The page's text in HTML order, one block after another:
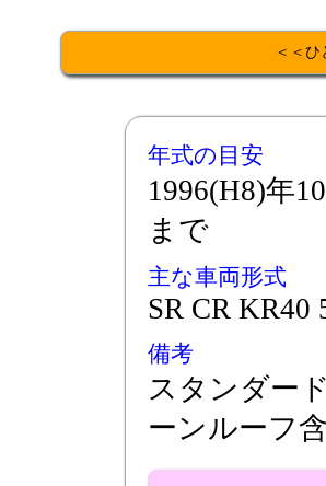
＜＜
年式の目安
1996(H8)年
まで
主な車両形式
SR CR KR40
備考
スタンダー
ーンルーフ含